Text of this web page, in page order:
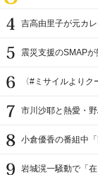
吉高由里子が元カ
震災支援のSMAP
〈#ミサイルより
市川沙耶と熱愛・
小倉優香の番組中
岩城滉一騒動で「